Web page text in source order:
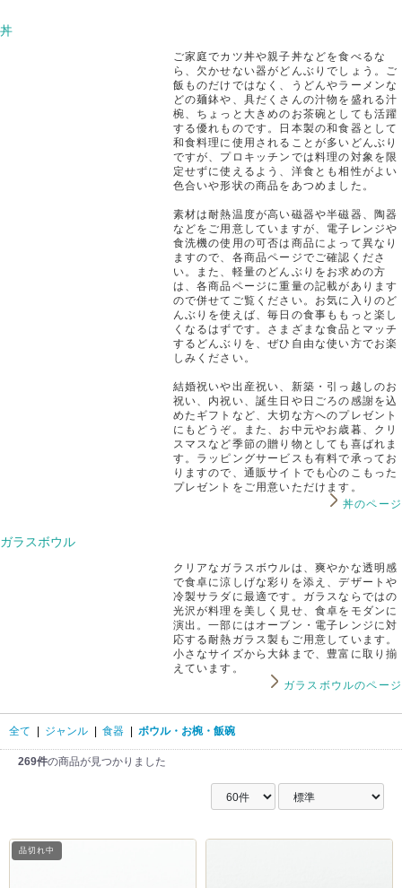
丼
ご家庭でカツ丼や親子丼などを食べるな
ら、欠かせない器がどんぶりでしょう。ご
飯ものだけではなく、うどんやラーメンな
どの麺鉢や、具だくさんの汁物を盛れる汁
椀、ちょっと大きめのお茶碗としても活躍
する優れものです。日本製の和食器として
和食料理に使用されることが多いどんぶり
ですが、プロキッチンでは料理の対象を限
定せずに使えるよう、洋食とも相性がよい
色合いや形状の商品をあつめました。
素材は耐熱温度が高い磁器や半磁器、陶器
などをご用意していますが、電子レンジや
食洗機の使用の可否は商品によって異なり
ますので、各商品ページでご確認くださ
い。また、軽量のどんぶりをお求めの方
は、各商品ページに重量の記載があります
ので併せてご覧ください。お気に入りのど
んぶりを使えば、毎日の食事ももっと楽し
くなるはずです。さまざまな食品とマッチ
するどんぶりを、ぜひ自由な使い方でお楽
しみください。
結婚祝いや出産祝い、新築・引っ越しのお
祝い、内祝い、誕生日や日ごろの感謝を込
めたギフトなど、大切な方へのプレゼント
にもどうぞ。また、お中元やお歳暮、クリ
スマスなど季節の贈り物としても喜ばれま
す。ラッピングサービスも有料で承ってお
りますので、通販サイトでも心のこもった
プレゼントをご用意いただけます。
丼のページ
ガラスボウル
クリアなガラスボウルは、爽やかな透明感
で食卓に涼しげな彩りを添え、デザートや
冷製サラダに最適です。ガラスならではの
光沢が料理を美しく見せ、食卓をモダンに
演出。一部にはオーブン・電子レンジに対
応する耐熱ガラス製もご用意しています。
小さなサイズから大鉢まで、豊富に取り揃
えています。
ガラスボウルのページ
全て | ジャンル | 食器 | ボウル・お椀・飯碗
269件の商品が見つかりました
品切れ中